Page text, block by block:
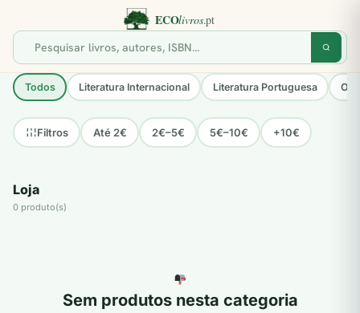
Todos Literatura Internacional Literatura Portuguesa
Filtros Até 2€ 2€–5€ 5€–10€ +10€
Loja
0 produto(s)
Sem produtos nesta categoria